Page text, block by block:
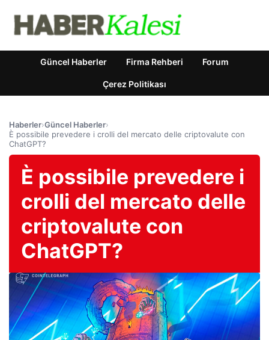
Güncel Haberler Firma Rehberi Forum
Çerez Politikası
Haberler›Güncel Haberler›
È possibile prevedere i crolli del mercato delle criptovalute con
ChatGPT?
È possibile prevedere i
crolli del mercato delle
criptovalute con
ChatGPT?